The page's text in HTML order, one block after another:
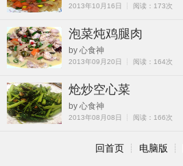
2013年10月16日 ┊ 阅读：173次
泡菜炖鸡腿肉
by 心食神
2013年09月20日 ┊ 阅读：164次
炝炒空心菜
by 心食神
2013年08月08日 ┊ 阅读：166次
回首页 ┊ 电脑版 ┊